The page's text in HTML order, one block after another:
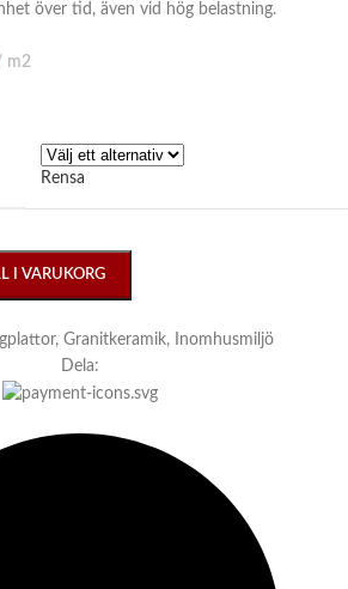
över tid, även vid hög belastning.
m2
Rensa
I VARUKORG
, Granitkeramik,
Inomhusmiljö
Dela: